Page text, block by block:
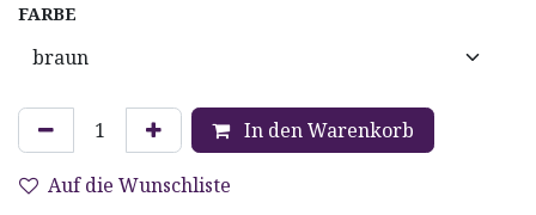
FARBE
In den Warenkorb
Auf die Wunschliste